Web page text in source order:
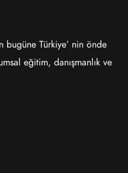
bugüne Türkiye’ nin önde
eğitim, danışmanlık ve